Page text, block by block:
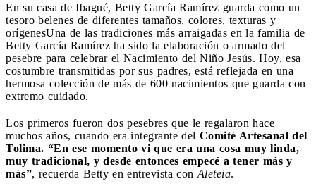
En su casa de Ibagué, Betty García Ramírez guarda como un
tesoro belenes de diferentes tamaños, colores, texturas y
orígenesUna de las tradiciones más arraigadas en la familia de
Betty García Ramírez ha sido la elaboración o armado del
pesebre para celebrar el Nacimiento del Niño Jesús. Hoy, esa
costumbre transmitidas por sus padres, está reflejada en una
hermosa colección de más de 600 nacimientos que guarda con
extremo cuidado.
Los primeros fueron dos pesebres que le regalaron hace
muchos años, cuando era integrante del Comité Artesanal del
Tolima. “En ese momento vi que era una cosa muy linda,
muy tradicional, y desde entonces empecé a tener más y
más”, recuerda Betty en entrevista con Aleteia.